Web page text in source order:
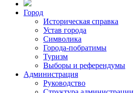
Город
Историческая справка
Устав города
Символика
Города-побратимы
Туризм
Выборы и референдумы
Администрация
Руководство